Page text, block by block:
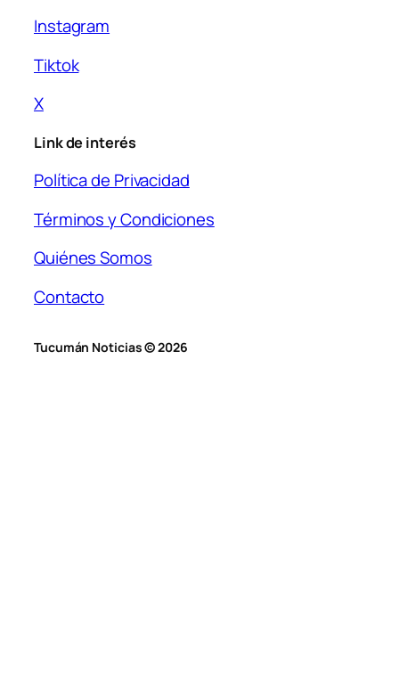
Instagram
Tiktok
X
Link de interés
Política de Privacidad
Términos y Condiciones
Quiénes Somos
Contacto
Tucumán Noticias © 2026